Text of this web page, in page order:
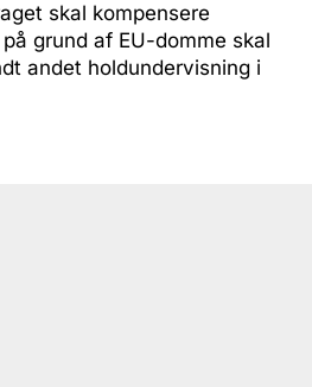
skal kompensere
grund af EU-domme skal
andet holdundervisning i